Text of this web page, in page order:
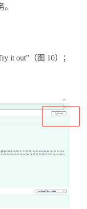
it out”（图 10）；